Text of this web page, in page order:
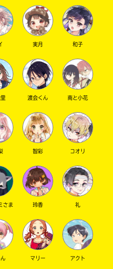
るたびに玄関の掃除
お願いします
さん ／ 女性
わかる
ね。お手伝い、えらい！
るのか･･･これでい
、まさかのステージ
。YOASOBIも良か
ます！良かったら
実月 和子
渡会くん 南と小花
智彩 コオリ
さま 玲香 礼
マリー アクト
い
い
え
で、
度
確
み
て
る